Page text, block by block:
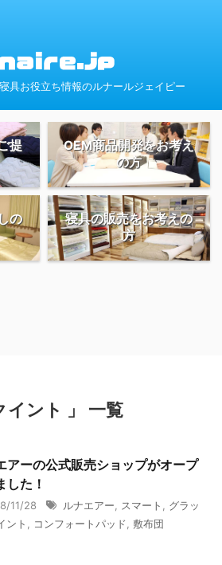
具お役立ち情報のルナールジェイピー
提
OEM商品開発をお考え
の方
の
寝具の販売をお考えの
方
イント 」 一覧
アーの公式販売ショップがオープ
した！
11/28 ルナエアー スマート
グラッ
ント コンフォートパッド 敷布団